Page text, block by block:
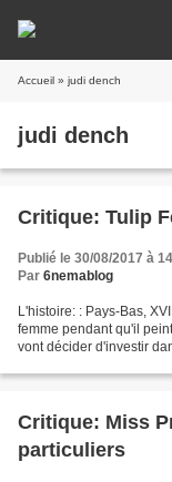
Accueil » judi dench
judi dench
Critique: Tulip
Publié le 30/08/2017 à
Par 6nemablog
L'histoire: : Pays-Bas,
femme pendant qu'il
vont décider d'investir
Critique: Miss
particuliers